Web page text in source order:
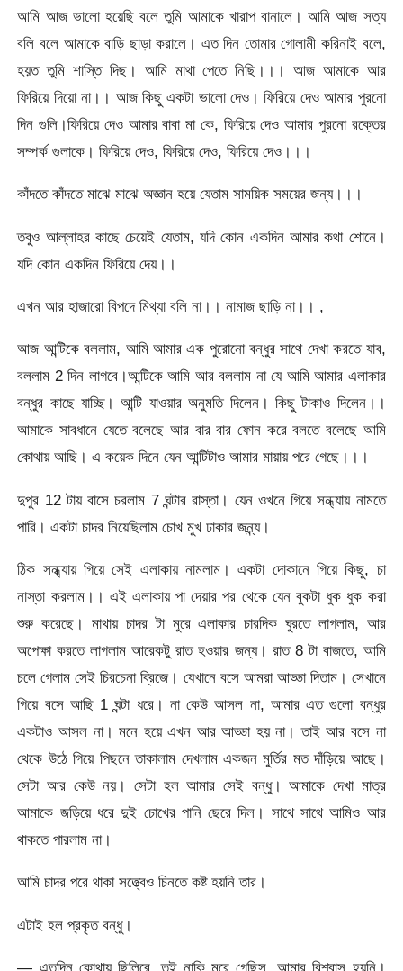
আমি আজ ভালো হয়েছি বলে তুমি আমাকে খারাপ বানালে। আমি আজ সত্য
বলি বলে আমাকে বাড়ি ছাড়া করালে। এত দিন তোমার গোলামী করিনাই বলে,
হয়ত তুমি শাস্তি দিছ। আমি মাথা পেতে নিছি।।। আজ আমাকে আর
ফিরিয়ে দিয়ো না।। আজ কিছু একটা ভালো দেও। ফিরিয়ে দেও আমার পুরনো
দিন গুলি।ফিরিয়ে দেও আমার বাবা মা কে, ফিরিয়ে দেও আমার পুরনো রক্তের
সম্পর্ক গুলাকে। ফিরিয়ে দেও, ফিরিয়ে দেও, ফিরিয়ে দেও।।।
কাঁদতে কাঁদতে মাঝে মাঝে অজ্ঞান হয়ে যেতাম সাময়িক সময়ের জন্য।।।
তবুও আল্লাহর কাছে চেয়েই যেতাম, যদি কোন একদিন আমার কথা শোনে।
যদি কোন একদিন ফিরিয়ে দেয়।।
এখন আর হাজারো বিপদে মিথ্যা বলি না।। নামাজ ছাড়ি না।। ,
আজ আন্টিকে বললাম, আমি আমার এক পুরোনো বন্ধুর সাথে দেখা করতে যাব,
বললাম 2 দিন লাগবে।আন্টিকে আমি আর বললাম না যে আমি আমার এলাকার
বন্ধুর কাছে যাচ্ছি। আন্টি যাওয়ার অনুমতি দিলেন। কিছু টাকাও দিলেন।।
আমাকে সাবধানে যেতে বলেছে আর বার বার ফোন করে বলতে বলেছে আমি
কোথায় আছি। এ কয়েক দিনে যেন আন্টিটাও আমার মায়ায় পরে গেছে।।।
দুপুর 12 টায় বাসে চরলাম 7 ঘন্টার রাস্তা। যেন ওখনে গিয়ে সন্ধ্যায় নামতে
পারি। একটা চাদর নিয়েছিলাম চোখ মুখ ঢাকার জন্ন্য।
ঠিক সন্ধ্যায় গিয়ে সেই এলাকায় নামলাম। একটা দোকানে গিয়ে কিছু, চা
নাস্তা করলাম।। এই এলাকায় পা দেয়ার পর থেকে যেন বুকটা ধুক ধুক করা
শুরু করেছে। মাথায় চাদর টা মুরে এলাকার চারদিক ঘুরতে লাগলাম, আর
অপেক্ষা করতে লাগলাম আরেকটু রাত হওয়ার জন্য। রাত 8 টা বাজতে, আমি
চলে গেলাম সেই চিরচেনা ব্রিজে। যেখানে বসে আমরা আড্ডা দিতাম। সেখানে
গিয়ে বসে আছি 1 ঘন্টা ধরে। না কেউ আসল না, আমার এত গুলো বন্ধুর
একটাও আসল না। মনে হয়ে এখন আর আড্ডা হয় না। তাই আর বসে না
থেকে উঠে গিয়ে পিছনে তাকালাম দেখলাম একজন মুর্তির মত দাঁড়িয়ে আছে।
সেটা আর কেউ নয়। সেটা হল আমার সেই বন্ধু। আমাকে দেখা মাত্র
আমাকে জড়িয়ে ধরে দুই চোখের পানি ছেরে দিল। সাথে সাথে আমিও আর
থাকতে পারলাম না।
আমি চাদর পরে থাকা সত্ত্বেও চিনতে কষ্ট হয়নি তার।
এটাই হল প্রকৃত বন্ধু।